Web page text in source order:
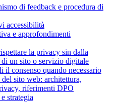
di feedback e procedura di
accessibilità
e approfondimenti
la privacy sin dalla
di un sito o servizio digitale
il consenso quando necessario
sito web: architettura,
riferimenti DPO
strategia